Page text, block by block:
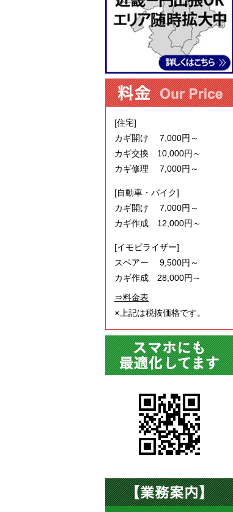
[住宅]
カギ開け 7,000円～
カギ交換 10,000円～
カギ修理 7,000円～
[自動車・バイク]
カギ開け 7,000円～
カギ作成 12,000円～
[イモビライザー]
スペアー 9,500円～
カギ作成 28,000円～
⇒料金表
※上記は税抜価格です。